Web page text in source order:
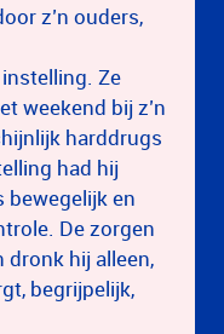
z’n ouders,
Ze
weekend bij z’n
harddrugs
had hij
bewegelijk en
De zorgen
hij alleen,
begrijpelijk,